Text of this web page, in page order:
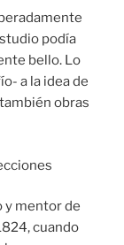
podía
bello. Lo
a la idea de
obras
y mentor de
cuando